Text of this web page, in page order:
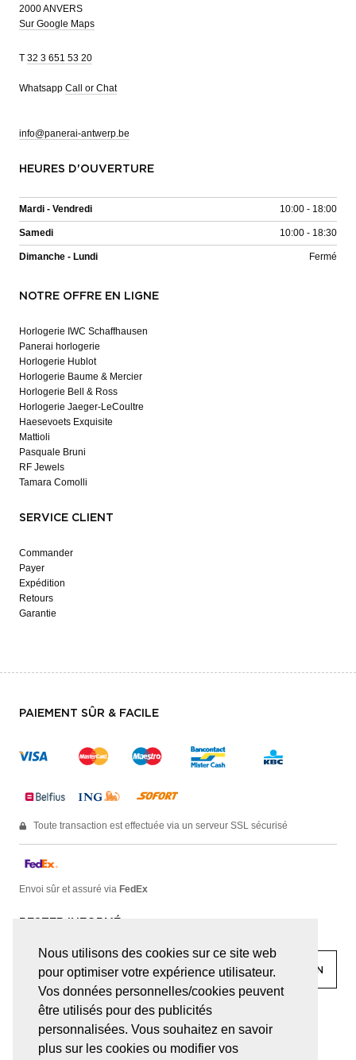
Nous utilisons des cookies sur ce site web
pour optimiser votre expérience utilisateur.
Vos données personnelles/cookies peuvent
être utilisés pour des publicités
personnalisées. Vous souhaitez en savoir
plus sur les cookies ou modifier vos
2000 ANVERS
Sur Google Maps
T 32 3 651 53 20
Whatsapp Call or Chat
info@panerai-antwerp.be
HEURES D'OUVERTURE
Mardi - Vendredi 10:00 - 18:00
Samedi 10:00 - 18:30
Dimanche - Lundi Fermé
NOTRE OFFRE EN LIGNE
Horlogerie IWC Schaffhausen
Panerai horlogerie
Horlogerie Hublot
Horlogerie Baume & Mercier
Horlogerie Bell & Ross
Horlogerie Jaeger-LeCoultre
Haesevoets Exquisite
Mattioli
Pasquale Bruni
RF Jewels
Tamara Comolli
SERVICE CLIENT
Commander
Payer
Expédition
Retours
Garantie
PAIEMENT SÛR & FACILE
Toute transaction est effectuée via un serveur SSL sécurisé
Envoi sûr et assuré via FedEx
RESTER INFORMÉ
facebook linkedin